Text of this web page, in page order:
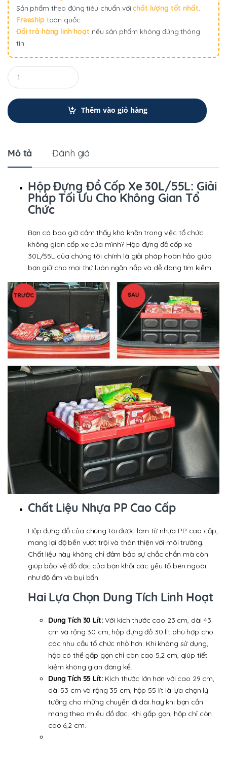
Sản phẩm theo đúng tiêu chuẩn vớichất lượng tốt nhất.
Freeshiptoàn quốc.
Đổi trả hàng linh hoạt nếu sản phẩm không đúng thông
tin.
Q
u
a
t
i
Thêm vào giỏ hàng
Mô tả Đánh giá
Hộp Đựng Đồ Cốp Xe 30L/55L: Giải
Pháp Tối Ưu Cho Không Gian Tổ
Chức
Bạn có bao giờ cảm thấy khó khăn trong việc tổ chức
không gian cốp xe của mình? Hộp đựng đồ cốp xe
30L/55L của chúng tôi chính là giải pháp hoàn hảo giúp
bạn giữ cho mọi thứ luôn ngăn nắp và dễ dàng tìm kiếm.
Chất Liệu Nhựa PP Cao Cấp
Hộp đựng đồ của chúng tôi được làm từ nhựa PP cao cấp,
mang lại độ bền vượt trội và thân thiện với môi trường.
Chất liệu này không chỉ đảm bảo sự chắc chắn mà còn
giúp bảo vệ đồ đạc của bạn khỏi các yếu tố bên ngoài
như độ ẩm và bụi bẩn.
Hai Lựa Chọn Dung Tích Linh Hoạt
Dung Tích 30 Lít: Với kích thước cao 23 cm, dài 43
cm và rộng 30 cm, hộp đựng đồ 30 lít phù hợp cho
các nhu cầu tổ chức nhỏ hơn. Khi không sử dụng,
hộp có thể gấp gọn chỉ còn cao 5,2 cm, giúp tiết
kiệm không gian đáng kể.
Dung Tích 55 Lít: Kích thước lớn hơn với cao 29 cm,
dài 53 cm và rộng 35 cm, hộp 55 lít là lựa chọn lý
tưởng cho những chuyến đi dài hay khi bạn cần
mang theo nhiều đồ đạc. Khi gấp gọn, hộp chỉ còn
cao 6,2 cm.